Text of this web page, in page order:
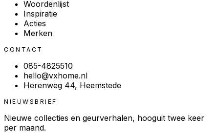
Woordenlijst
Inspiratie
Acties
Merken
CONTACT
085-4825510
hello@vxhome.nl
Herenweg 44, Heemstede
NIEUWSBRIEF
Nieuwe collecties en geurverhalen, hooguit twee keer
per maand.